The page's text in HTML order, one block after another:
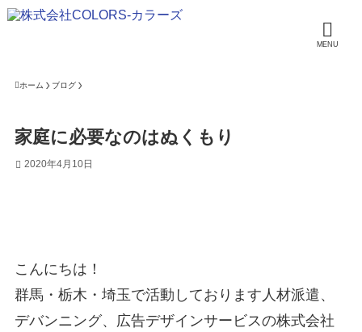
MENU
ホーム ブログ
家庭に必要なのはぬくもり
2020年4月10日
こんにちは！
群馬・栃木・埼玉で活動しております人材派遣、
デバンニング、広告デザインサービスの株式会社